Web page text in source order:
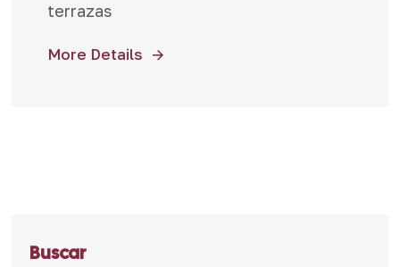
terrazas
More Details
Buscar